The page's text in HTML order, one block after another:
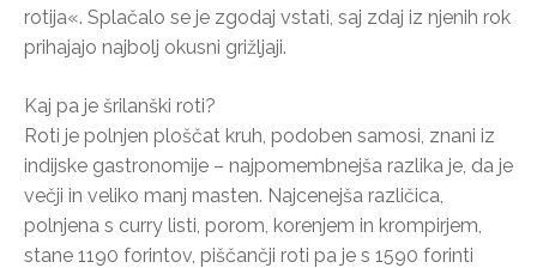
rotija«. Splačalo se je zgodaj vstati, saj zdaj iz njenih rok
prihajajo najbolj okusni grižljaji.
Kaj pa je šrilanški roti?
Roti je polnjen ploščat kruh, podoben samosi, znani iz
indijske gastronomije – najpomembnejša razlika je, da je
večji in veliko manj masten. Najcenejša različica,
polnjena s curry listi, porom, korenjem in krompirjem,
stane 1190 forintov, piščančji roti pa je s 1590 forinti